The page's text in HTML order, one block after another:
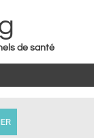
de santé